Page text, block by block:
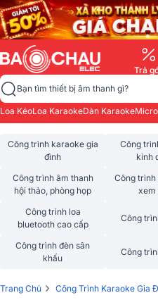
Trả
Bạn tìm thiết bị âm thanh gì?
Loa KéoLoa KaraokeDàn Karaoke
Công trình karaoke gia
đình
Công
kinh
Công trình âm thanh
hội thảo, phòng họp
Công trình
xem
Công trình loa
bluetooth cao cấp
Công
Công trình đèn sân
khấu
Công
Trang Chủ › Công Trình Karaoke Gia